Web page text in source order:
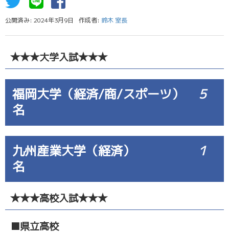
公開済み: 2024年3月9日 作成者: 鈴木 室長
★★★大学入試★★★
福岡大学（経済/商/スポーツ）
５
名
九州産業大学（経済）
１
名
★★★高校入試★★★
■県立高校